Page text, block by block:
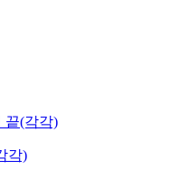
끝(각각)
각)